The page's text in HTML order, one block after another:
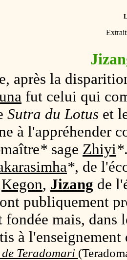
après la
fut celui qui
Sutra du Lotus et
à l'appréhender
* sage Zhiyi*
*, de
Kegon, Jizang de
ont publiquement
fondée mais, dans
à
Teradomari (